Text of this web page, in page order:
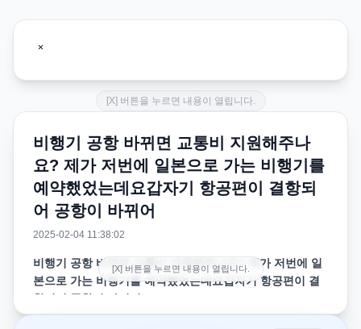
[X] 버튼을 누르면 내용이 열립니다.
비행기 공항 바뀌면 교통비 지원해주나
요? 제가 저번에 일본으로 가는 비행기를
예약했었는데요갑자기 항공편이 결항되
어 공항이 바뀌어
2025-02-04 11:38:02
비행기 공항 바뀌면 교통비 지원해주나요? 제가 저번에 일
본으로 가는 비행기를 예약했었는데요갑자기 항공편이 결
항되어 공항이 바뀌어
[X] 버튼을 누르면 내용이 열립니다.